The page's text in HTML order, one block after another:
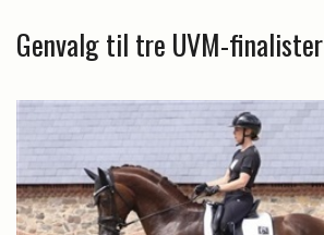
Genvalg til tre UVM-finalister